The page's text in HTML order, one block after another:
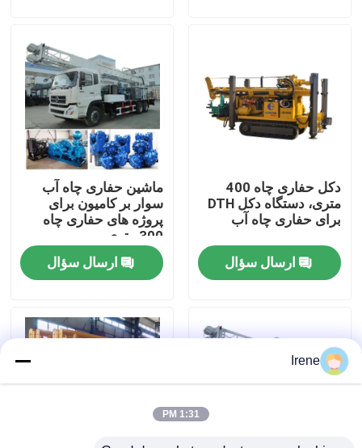
درباره ما
تور کارخانه
کنترل کیفیت
درخواست نقل قول
ماشین آلات حفاری
دکل حفاری چاه 400
متری، دستگاه دکل DTH
برای حفاری چاه آب
ارسال سؤال
ماشین حفاری چاه آب
سوار بر کامیون برای
پروژه های حفاری چاه
300 متری
ارسال سؤال
Irene
1:31 PM